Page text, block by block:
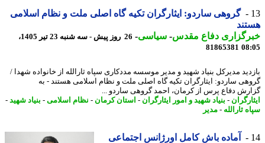
گروهی ساردو: ایثارگران تکیه گاه اصلی ملت و نظام اسلامی
دفاع مقدس-سیاسی-
26 روز پیش - سه شنبه 23 تیر 1405،
81865381
مدیرکل بنیاد شهید و مدیر موسسه مددکاری سپاه ثارالله از خانواده شهدا /
ساردو: ایثارگران تکیه گاه اصلی ملت و نظام اسلامی هستند - به
دفاع پرس از کرمان، احمد گروهی ساردو ...
- بنیاد شهید و امور ایثارگران- استان کرمان -نظام اسلامی-بنیاد شهید-
ثارالله-مدیر
آماده باش کامل اورژانس اجتماعی